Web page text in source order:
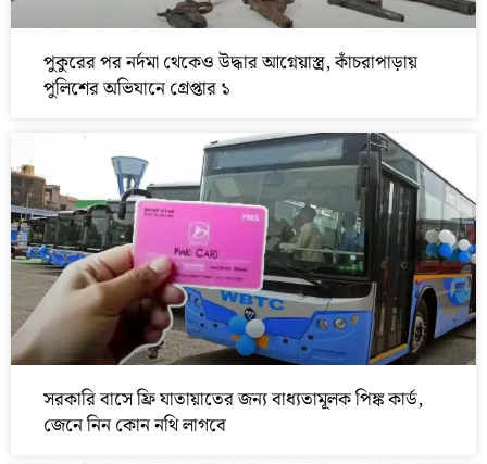
পুকুরের পর নর্দমা থেকেও উদ্ধার আগ্নেয়াস্ত্র, কাঁচরাপাড়ায়
পুলিশের অভিযানে গ্রেপ্তার ১
সরকারি বাসে ফ্রি যাতায়াতের জন্য বাধ্যতামূলক পিঙ্ক কার্ড,
জেনে নিন কোন নথি লাগবে